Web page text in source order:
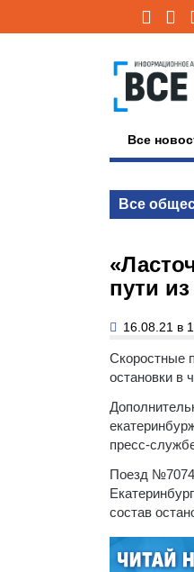
Все
Все
пути
16.08.21 в
Скоростные
остановки в
пресс-
Поезд №7074
состав